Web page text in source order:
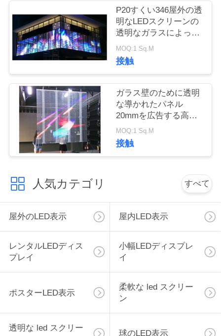
質
管
理
連
い
ニ
ュ
ー
引
P20すくい346屋外の透
明なLEDスクリーンの
透明なガラスによって
導かれる表示
MOQ:1 Sq.M
接触
ガラス壁のために透明
な導かれたパネル
20mmを広告する高い
明るさ
MOQ:1 Sq.M
接触
人気カテゴリ すべて
屋外のLED表示 屋内LED表示
レンタルLEDディス
プレイ
小幅LEDディスプレ
イ
ポスターLED表示
柔軟な led スクリー
ン
透明な led スクリー
球のLED表示